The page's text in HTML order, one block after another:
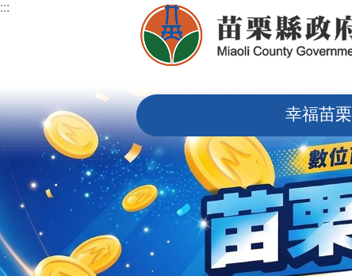
跳到主要內容區塊
:::
幸福苗栗